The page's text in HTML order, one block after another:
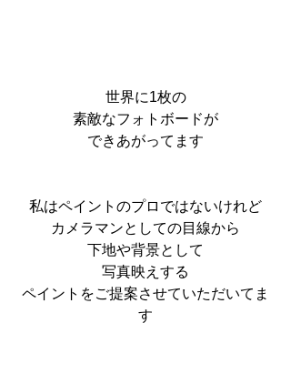
世界に1枚の
素敵なフォトボードが
できあがってます
私はペイントのプロではないけれど
カメラマンとしての目線から
下地や背景として
写真映えする
ペイントをご提案させていただいてま
す